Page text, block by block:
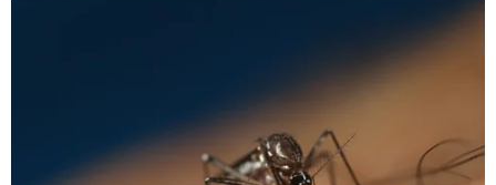
Dạy và học tập trực tuyến: Làm thế nào để
Mỗi nhà trường cần xây dựng kế hoạch học tập trực